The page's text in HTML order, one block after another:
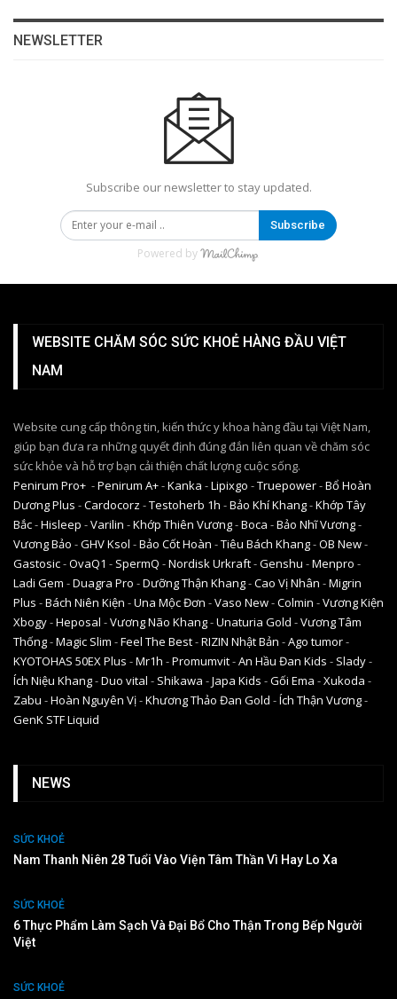
NEWSLETTER
Subscribe our newsletter to stay updated.
Subscribe
Powered by
WEBSITE CHĂM SÓC SỨC KHOẺ HÀNG ĐẦU VIỆT
NAM
Website cung cấp thông tin, kiến thức y khoa hàng đầu tại Việt Nam,
giúp bạn đưa ra những quyết định đúng đắn liên quan về chăm sóc
sức khỏe và hỗ trợ bạn cải thiện chất lượng cuộc sống.
Penirum Pro+ -Penirum A+-Kanka -Lipixgo -Truepower-Bổ Hoàn
Dương Plus -Cardocorz -Testoherb 1h -Bảo Khí Khang-Khớp Tây
Bắc-Hisleep -Varilin -Khớp Thiên Vương-Boca -Bảo Nhĩ Vương-
Vương Bảo -GHV Ksol -Bảo Cốt Hoàn -Tiêu Bách Khang-OB New-
Gastosic-OvaQ1 - SpermQ -Nordisk Urkraft-Genshu -Menpro -
Ladi Gem -Duagra Pro -Dưỡng Thận Khang-Cao Vị Nhân -Migrin
Plus -Bách Niên Kiện -Una Mộc Đơn -Vaso New-Colmin -Vương Kiện
Xbogy-Heposal -Vương Não Khang-Unaturia Gold -Vương Tâm
Thống-Magic Slim -Feel The Best-RIZIN Nhật Bản -Ago tumor-
KYOTOHAS 50EX Plus -Mr1h -Promumvit-An Hầu Đan Kids - Slady-
Ích Niệu Khang-Duo vital - Shikawa -Japa Kids -Gối Ema -Xukoda -
Zabu -Hoàn Nguyên Vị-Khương Thảo Đan Gold -Ích Thận Vương-
GenK STF Liquid
NEWS
SỨC KHOẺ
Nam Thanh Niên 28 Tuổi Vào Viện Tâm Thần Vì Hay Lo Xa
SỨC KHOẺ
6 Thực Phẩm Làm Sạch Và Đại Bổ Cho Thận Trong Bếp Người
Việt
SỨC KHOẺ